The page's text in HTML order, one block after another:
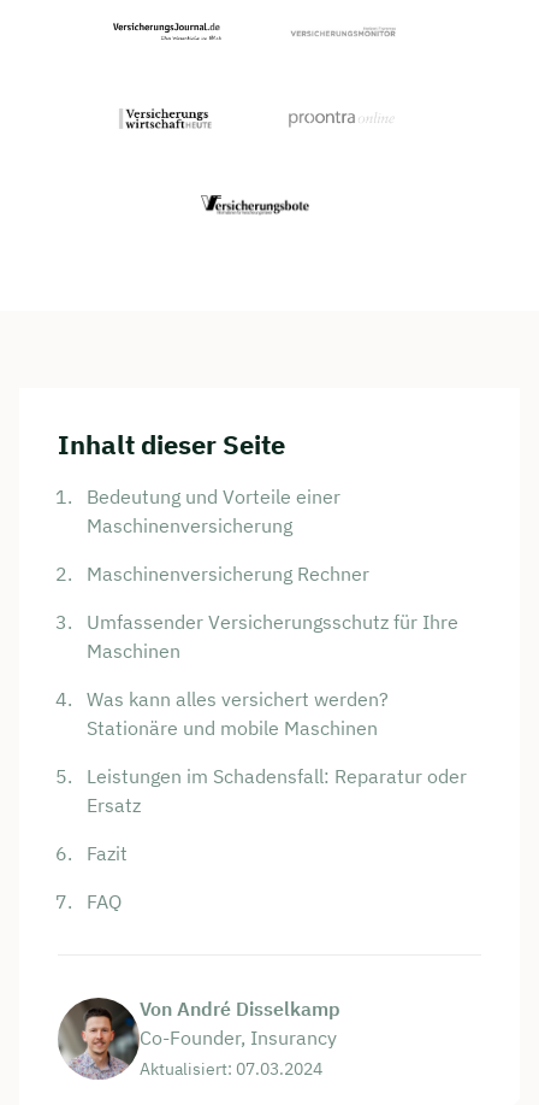
Inhalt dieser Seite
Bedeutung und Vorteile einer
Maschinenversicherung
Maschinenversicherung Rechner
Umfassender Versicherungsschutz für Ihre
Maschinen
Was kann alles versichert werden?
Stationäre und mobile Maschinen
Leistungen im Schadensfall: Reparatur oder
Ersatz
Fazit
FAQ
Von André Disselkamp
Co-Founder, Insurancy
Aktualisiert: 07.03.2024